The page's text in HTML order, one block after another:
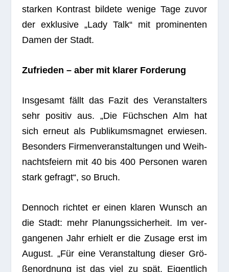
star­ken Kon­trast bil­dete wenige Tage zuvor
der exklu­sive „Lady Talk“ mit pro­mi­nen­ten
Damen der Stadt.
Zufrie­den – aber mit kla­rer Forderung
Ins­ge­samt fällt das Fazit des Ver­an­stal­ters
sehr posi­tiv aus. „Die Füchs­chen Alm hat
sich erneut als Publi­kums­ma­gnet erwie­sen.
Beson­ders Fir­men­ver­an­stal­tun­gen und Weih­
nachts­fei­ern mit 40 bis 400 Per­so­nen waren
stark gefragt“, so Bruch.
Den­noch rich­tet er einen kla­ren Wunsch an
die Stadt: mehr Pla­nungs­si­cher­heit. Im ver­
gan­ge­nen Jahr erhielt er die Zusage erst im
August. „Für eine Ver­an­stal­tung die­ser Grö­
ßen­ord­nung ist das viel zu spät. Eigent­lich